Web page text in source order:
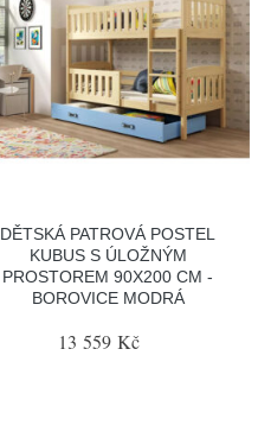
DĚTSKÁ PATROVÁ POSTEL
KUBUS S ÚLOŽNÝM
PROSTOREM 90X200 CM -
BOROVICE MODRÁ
13 559 Kč